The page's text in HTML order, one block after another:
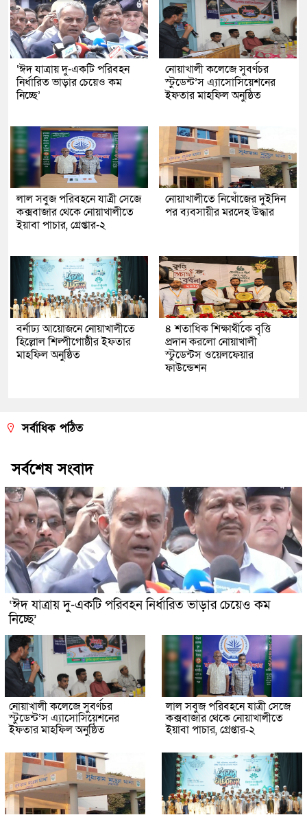
‘ঈদ যাত্রায় দু-একটি পরিবহন
নির্ধারিত ভাড়ার চেয়েও কম
নিচ্ছে’
নোয়াখালী কলেজে সুবর্ণচর
স্টুডেন্ট’স এ্যাসোসিয়েশনের
ইফতার মাহফিল অনুষ্ঠিত
লাল সবুজ পরিবহনে যাত্রী সেজে
কক্সবাজার থেকে নোয়াখালীতে
ইয়াবা পাচার, গ্রেপ্তার-২
নোয়াখালীতে নিখোঁজের দুইদিন
পর ব্যবসায়ীর মরদেহ উদ্ধার
বর্নাঢ্য আয়োজনে নোয়াখালীতে
হিল্লোল শিল্পীগোষ্ঠীর ইফতার
মাহফিল অনুষ্ঠিত
৪ শতাধিক শিক্ষার্থীকে বৃত্তি
প্রদান করলো নোয়াখালী
স্টুডেন্টস ওয়েলফেয়ার
ফাউন্ডেশন
সর্বাধিক পঠিত
সর্বশেষ সংবাদ
‘ঈদ যাত্রায় দু-একটি পরিবহন নির্ধারিত ভাড়ার চেয়েও কম
নিচ্ছে’
নোয়াখালী কলেজে সুবর্ণচর
স্টুডেন্ট’স এ্যাসোসিয়েশনের
ইফতার মাহফিল অনুষ্ঠিত
লাল সবুজ পরিবহনে যাত্রী সেজে
কক্সবাজার থেকে নোয়াখালীতে
ইয়াবা পাচার, গ্রেপ্তার-২